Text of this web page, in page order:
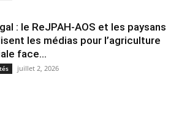
: le ReJPAH-AOS et les paysans
les médias pour l’agriculture
face...
juillet 2, 2026